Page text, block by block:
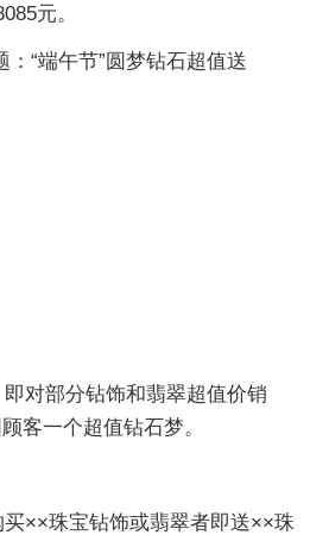
元。
“端午节”圆梦钻石超值送
即对部分钻饰和翡翠超值价销
客一个超值钻石梦。
买××珠宝钻饰或翡翠者即送××珠